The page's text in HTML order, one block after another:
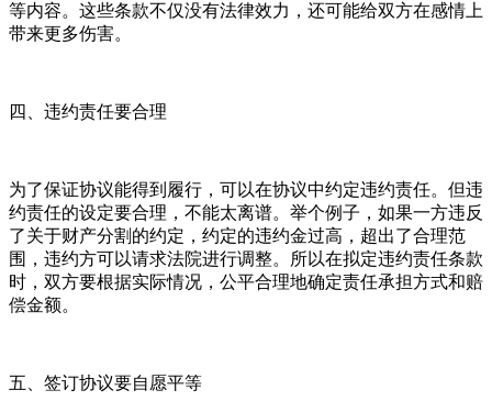
等内容。这些条款不仅没有法律效力，还可能给双方在感情上
带来更多伤害。
四、违约责任要合理
为了保证协议能得到履行，可以在协议中约定违约责任。但违
约责任的设定要合理，不能太离谱。举个例子，如果一方违反
了关于财产分割的约定，约定的违约金过高，超出了合理范
围，违约方可以请求法院进行调整。所以在拟定违约责任条款
时，双方要根据实际情况，公平合理地确定责任承担方式和赔
偿金额。
五、签订协议要自愿平等